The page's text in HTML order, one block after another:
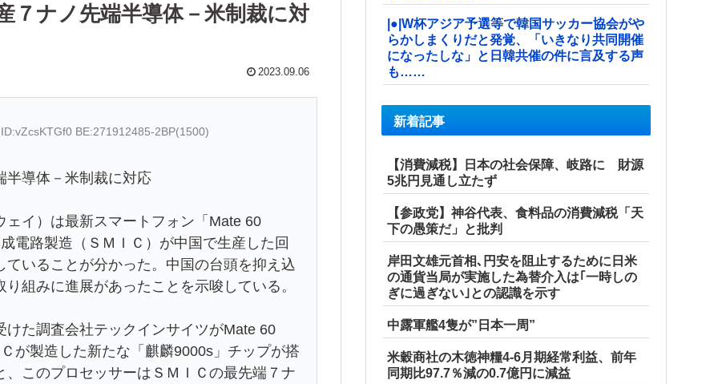
７ナノ先端半導体－米制裁に対
2023.09.06
BE:271912485-2BP(1500)
半導体－米制裁に対応
イ）は最新スマートフォン「Mate 60
電路製造（ＳＭＩＣ）が中国で生産した回
いることが分かった。中国の台頭を抑え込
組みに進展があったことを示唆している。
た調査会社テックインサイツがMate 60
が製造した新たな「麒麟9000s」チップが搭
このプロセッサーはＳＭＩＣの最先端７ナ
|●|W杯アジア予選等で韓国サッカー協会がや
らかしまくりだと発覚、「いきなり共同開催
になったしな」と日韓共催の件に言及する声
も……
新着記事
【消費減税】日本の社会保障、岐路に 財源
5兆円見通し立たず
【参政党】神谷代表、食料品の消費減税「天
下の愚策だ」と批判
岸田文雄元首相､円安を阻止するために日米
の通貨当局が実施した為替介入は｢一時しの
ぎに過ぎない｣との認識を示す
中露軍艦4隻が”日本一周”
米穀商社の木徳神糧4-6月期経常利益、前年
同期比97.7％減の0.7億円に減益